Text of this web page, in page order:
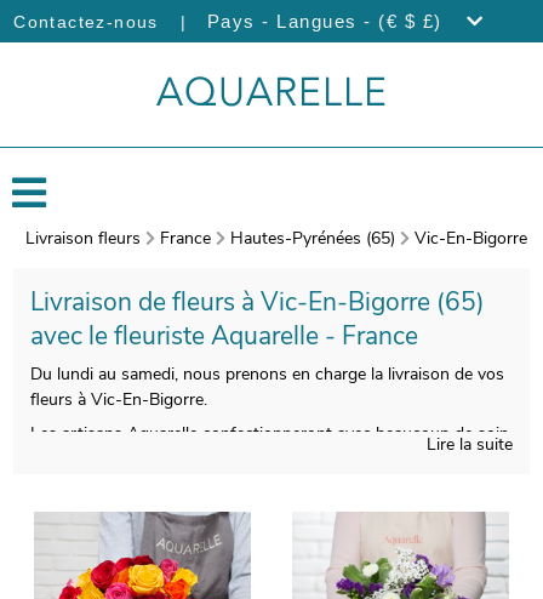
Contactez-nous | Pays - Langues - (€ $ £)
Livraison fleurs France Hautes-Pyrénées (65) Vic-En-Bigorre
Livraison de fleurs à Vic-En-Bigorre (65)
avec le fleuriste Aquarelle - France
Du lundi au samedi, nous prenons en charge la livraison de vos
fleurs à Vic-En-Bigorre.
Les artisans Aquarelle confectionneront avec beaucoup de soin
nous vous ferons parvenir cette photographie par e-mail, avant
d’envoyer votre commande, à Vic-En-Bigorre. Notre petit plus ?
Il vous sera possible de glisser un message ou une photo, pour
un cadeau encore plus personnalisé.
Lire la suite